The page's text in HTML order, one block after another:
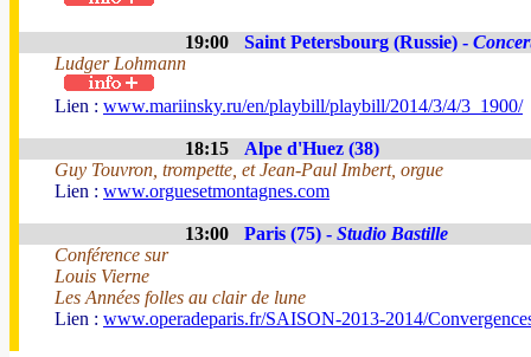
19:00 Saint Petersbourg (Russie) -
Ludger Lohmann
Lien : www.mariinsky.ru/en/playbill/playbill/2014/3/4/3_1900/
18:15
Alpe d'Huez (38)
Guy Touvron, trompette, et Jean-Paul Imbert, orgue
Lien : www.orguesetmontagnes.com
13:00 Paris (75) - Studio Bastille
Conférence sur
Louis Vierne
Les Années folles au clair de lune
Lien : www.operadeparis.fr/SAISON-2013-2014/